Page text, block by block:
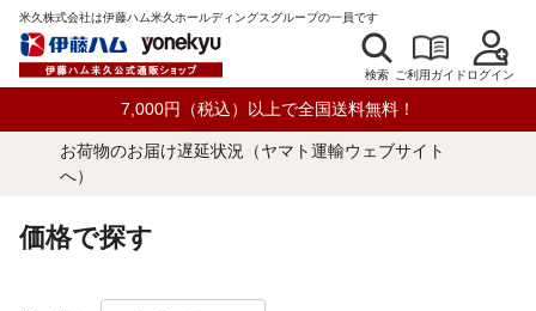
米久株式会社は伊藤ハム米久ホールディングスグループの一員です
検索 ご利用ガイドログイン
7,000円（税込）以上で全国送料無料！
お荷物のお届け遅延状況（ヤマト運輸ウェブサイト
へ）
価格で探す